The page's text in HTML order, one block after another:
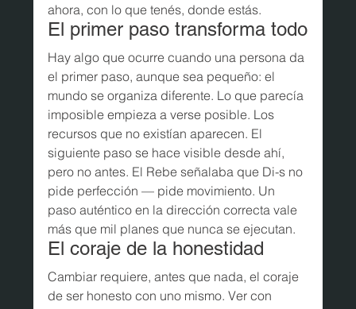
ahora, con lo que tenés, donde estás.
El primer paso transforma todo
Hay algo que ocurre cuando una persona da
el primer paso, aunque sea pequeño: el
mundo se organiza diferente. Lo que parecía
imposible empieza a verse posible. Los
recursos que no existían aparecen. El
siguiente paso se hace visible desde ahí,
pero no antes. El Rebe señalaba que Di-s no
pide perfección — pide movimiento. Un
paso auténtico en la dirección correcta vale
más que mil planes que nunca se ejecutan.
El coraje de la honestidad
Cambiar requiere, antes que nada, el coraje
de ser honesto con uno mismo. Ver con